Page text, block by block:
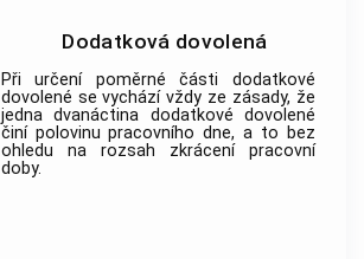
Dodatková dovolená
Při určení poměrné části dodatkové
dovolené se vychází vždy ze zásady, že
jedna dvanáctina dodatkové dovolené
činí polovinu pracovního dne, a to bez
ohledu na rozsah zkrácení pracovní
doby.